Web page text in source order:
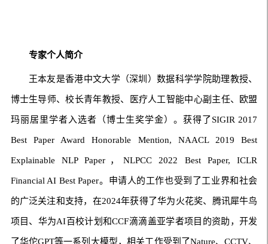
专家个人简介
王本友是香港中文大学（深圳）数据科学学院助理教授、
博士生导师、校长青年教授、医疗人工智能中心副主任、欧盟
玛丽居里学者入选者（博士生奖学金）。获得了SIGIR 2017
Best Paper Award Honorable Mention, NAACL 2019 Best
Explainable NLP Paper，NLPCC 2022 Best Paper, ICLR
Financial AI Best Paper。申请人的工作也受到了工业界和社会
的广泛关注和支持，在2024年获得了华为火花奖、腾讯犀牛鸟
项目、华为AI百校计划和CCF滴滴盖亚学者项目的资助，开发
了华佗GPT等一系列大模型，相关工作受到了Nature、CCTV、